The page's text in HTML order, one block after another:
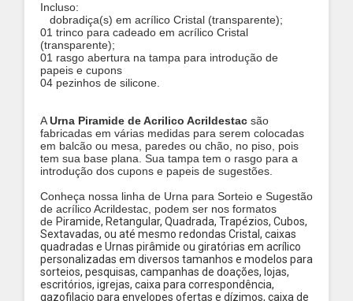
Incluso:
dobradiça(s) em acrílico Cristal (transparente);
01 trinco para cadeado em acrílico Cristal
(transparente);
01 rasgo abertura na tampa para introdução de
papeis e cupons
04 pezinhos de silicone.
AUrna Piramide de Acrilico Acrildestac são
fabricadas em várias medidas para serem colocadas
em balcão ou mesa, paredes ou chão, no piso, pois
tem sua base plana. Sua tampa tem o rasgo para a
introdução dos cupons e papeis de sugestões.
Conheça nossa linha de Urna para Sorteio e Sugestão
de acrílico Acrildestac, podem ser nos formatos
de Piramide, Retangular, Quadrada, Trapézios, Cubos,
Sextavadas, ou até mesmo redondas Cristal , caixas
quadradas e Urnas pirâmide ou giratórias em acrílico
personalizadas em diversos tamanhos e modelos para
sorteios, pesquisas, campanhas de doações, lojas,
escritórios, igrejas, caixa para correspondência,
gazofilacio para envelopes ofertas e dízimos, caixa de